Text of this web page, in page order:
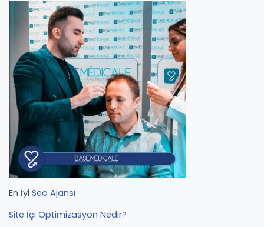
En İyi Seo Ajansı
Site İçi Optimizasyon Nedir?